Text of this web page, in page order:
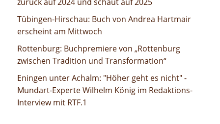
Buch von Andrea Hartmair erscheint am Mittwoch
Tübingen-Hirschau: Buch von Andrea Hartmair
erscheint am Mittwoch
Buchpremiere von „Rottenburg zwischen Tradition und
Transformation“
Rottenburg: Buchpremiere von „Rottenburg
zwischen Tradition und Transformation“
"Höher geht es nicht" - Mundart-Experte Wilhelm König im
Redaktions-Interview mit RTF.1
Eningen unter Achalm: "Höher geht es nicht" -
Mundart-Experte Wilhelm König im Redaktions-
Interview mit RTF.1